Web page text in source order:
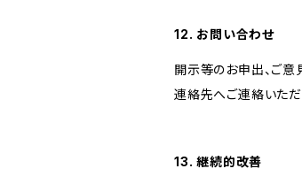
12. お問い合わせ
開示等のお申出、ご意
連絡先へご連絡いただ
13. 継続的改善